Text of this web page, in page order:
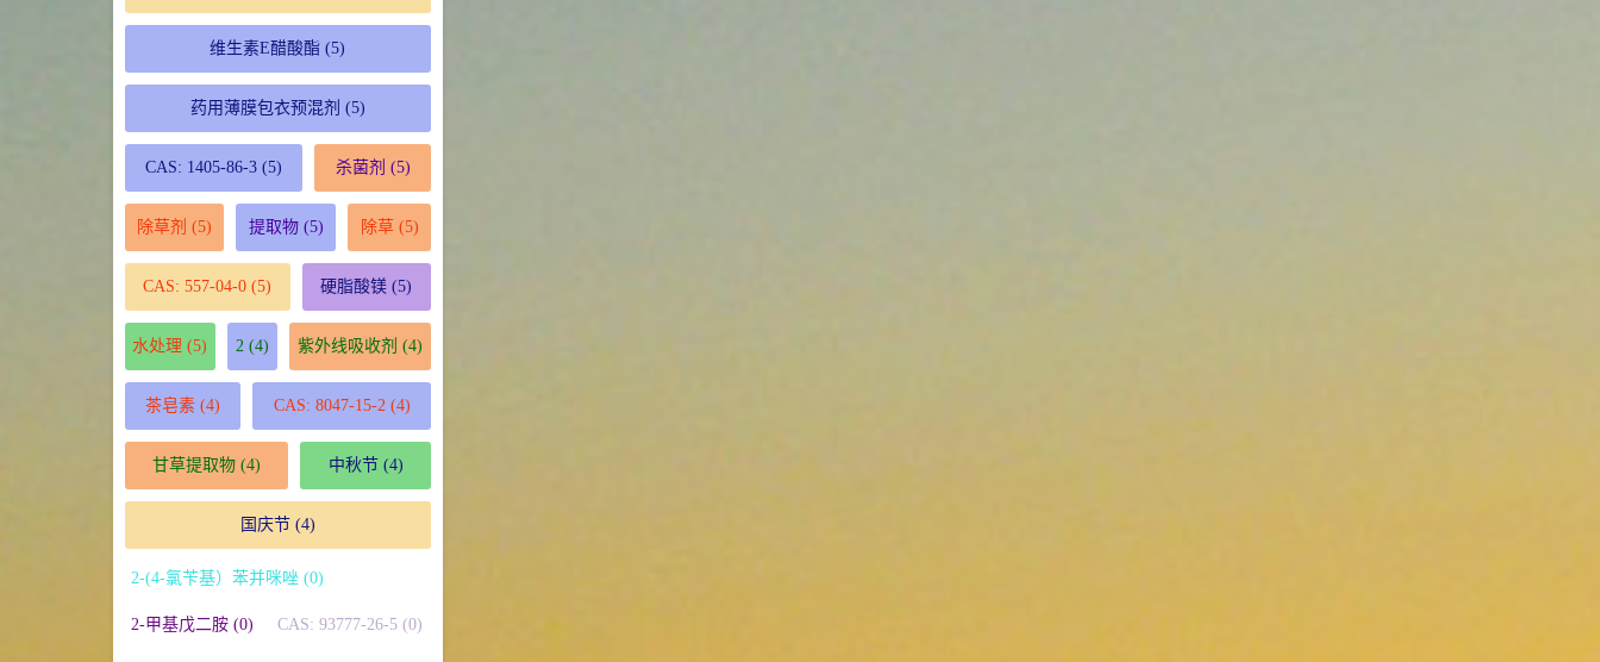
维生素E醋酸酯 (5)
药用薄膜包衣预混剂 (5)
CAS: 1405-86-3(5) 杀菌剂 (5)
除草剂 (5) 提取物(5) 除草(5)
CAS: 557-04-0 (5) 硬脂酸镁 (5)
水处理 (5) 2 (4) 紫外线吸收剂 (4)
茶皂素(4) CAS: 8047-15-2(4)
甘草提取物(4) 中秋节(4)
国庆节(4)
2-(4-氯苄基）苯并咪唑 (0)
2-甲基戊二胺 (0) CAS: 93777-26-5 (0)